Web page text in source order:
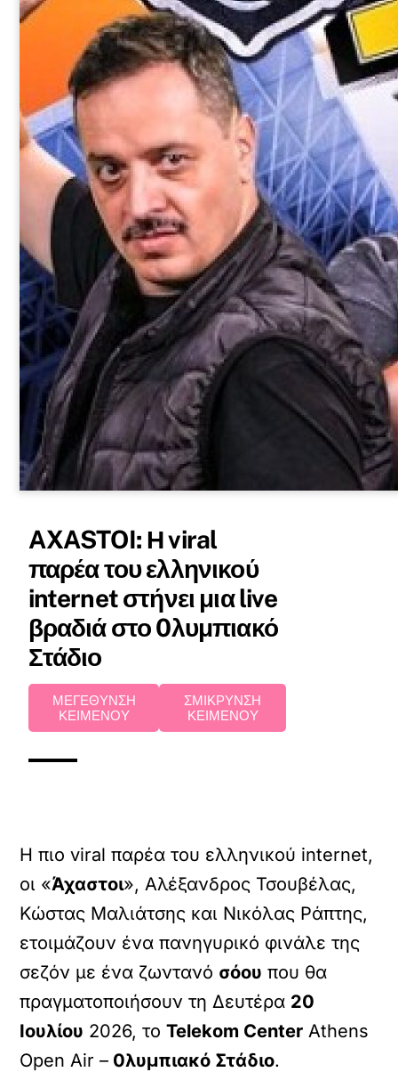
AXASTOI: Η viral
παρέα του ελληνικού
internet στήνει μια live
βραδιά στο 0λυμπιακό
Στάδιο
ΜΕΓΕΘΥΝΣΗ
ΚΕΙΜΕΝΟΥ
ΣΜΙΚΡΥΝΣΗ
ΚΕΙΜΕΝΟΥ
H πιο viral παρέα του ελληνικού internet,
οι «Άχαστοι», Αλέξανδρος Τσουβέλας,
Κώστας Μαλιάτσης και Νικόλας Ράπτης,
ετοιμάζουν ένα πανηγυρικό φινάλε της
σεζόν με ένα ζωντανό σόου που θα
πραγματοποιήσουν τη Δευτέρα 20
Ιουλίου 2026, τοTelekom Center Athens
Open Air – 0λυμπιακό Στάδιο.